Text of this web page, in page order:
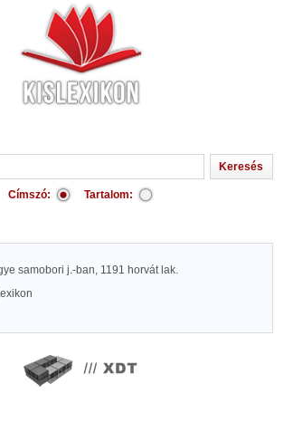
Címszó: Tartalom:
samobori j.-ban, 1191 horvát lak.